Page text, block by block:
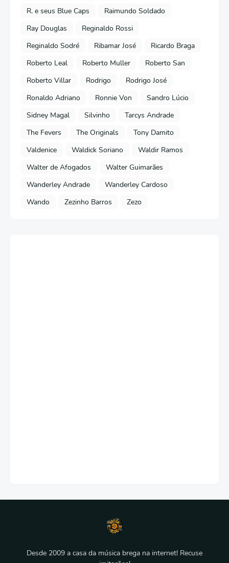
R. e seus Blue Caps
Raimundo Soldado
Ray Douglas
Reginaldo Rossi
Reginaldo Sodré
Ribamar José
Ricardo Braga
Roberto Leal
Roberto Muller
Roberto San
Roberto Villar
Rodrigo
Rodrigo José
Ronaldo Adriano
Ronnie Von
Sandro Lúcio
Sidney Magal
Silvinho
Tarcys Andrade
The Fevers
The Originals
Tony Damito
Valdenice
Waldick Soriano
Waldir Ramos
Walter de Afogados
Walter Guimarães
Wanderley Andrade
Wanderley Cardoso
Wando
Zezinho Barros Zezo
Desde 2009 a casa da música brega na internet! Recuse